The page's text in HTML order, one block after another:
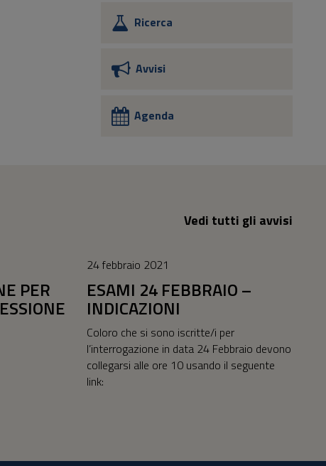
Ricerca
Avvisi
Agenda
Vedi tutti gli avvisi
PER
24 febbraio 2021
ESAMI 24 FEBBRAIO –
INDICAZIONI
Coloro che si sono iscritte/i per
l’interrogazione in data 24 Febbraio devono
collegarsi alle ore 10 usando il seguente
link: